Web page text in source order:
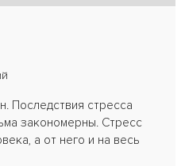
Последствия стресса
закономерны. Стресс
а от него и на весь